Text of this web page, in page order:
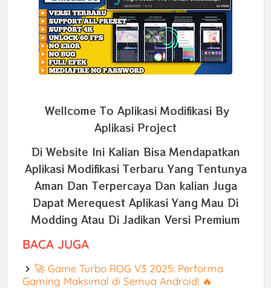
Wellcome To Aplikasi Modifikasi By
Aplikasi Project
Di Website Ini Kalian Bisa Mendapatkan
Aplikasi Modifikasi Terbaru Yang Tentunya
Aman Dan Terpercaya Dan kalian Juga
Dapat Merequest Aplikasi Yang Mau Di
Modding Atau Di Jadikan Versi Premium
BACA JUGA
🚀 Game Turbo ROG V3 2025: Performa
Gaming Maksimal di Semua Android! 🔥